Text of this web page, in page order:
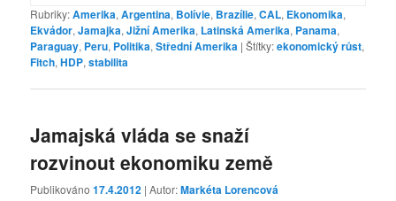
Rubriky:Amerika,Argentina, Bolívie, Brazílie,CAL, Ekonomika,
Ekvádor,Jamajka,Jižní Amerika, Latinská Amerika, Panama,
Paraguay, Peru, Politika,Střední Amerika |Štítky:ekonomický růst,
Fitch,HDP,stabilita
Jamajská vláda se snaží
rozvinout ekonomiku země
Publikováno17.4.2012 | Autor:Markéta Lorencová